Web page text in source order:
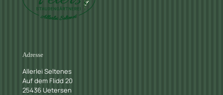
Adresse
Allerlei Seltenes
Auf dem Flidd 20
25436 Uetersen